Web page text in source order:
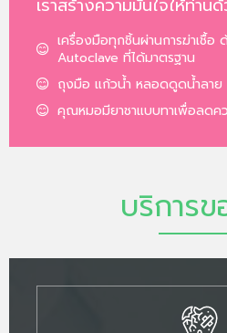
เราสร้างความมั่นใจให้ท่า
เครื่องมือทุกชิ้นผ่านการฆ่าเชื้อ
Autoclave ที่ได้มาตรฐาน
ถุงมือ แก้วน้ำ หลอดดูดน้ำลาย
คุณหมอมียาชาแบบทาเพื่อลดค
บริการข